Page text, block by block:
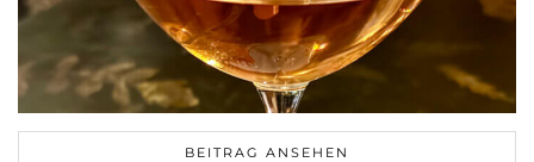
BEITRAG ANSEHEN